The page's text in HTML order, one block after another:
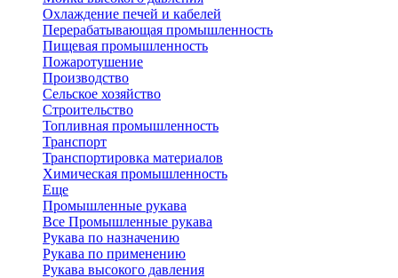
Охлаждение печей и кабелей
Перерабатывающая промышленность
Пищевая промышленность
Пожаротушение
Производство
Сельское хозяйство
Строительство
Топливная промышленность
Транспорт
Транспортировка материалов
Химическая промышленность
Еще
Промышленные рукава
Все Промышленные рукава
Рукава по назначению
Рукава по применению
Рукава высокого давления